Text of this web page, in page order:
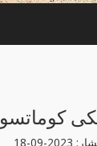
کوماتسو
نسب: